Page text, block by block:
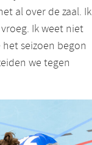
al over de zaal. Ik
Ik weet niet
seizoen begon
we tegen